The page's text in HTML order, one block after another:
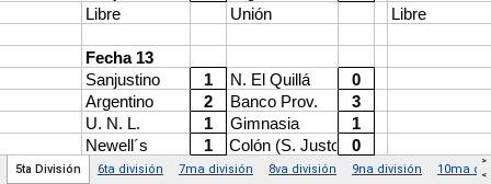
5ta División 6ta división 7ma división 8va división 9na división 10ma
>
<